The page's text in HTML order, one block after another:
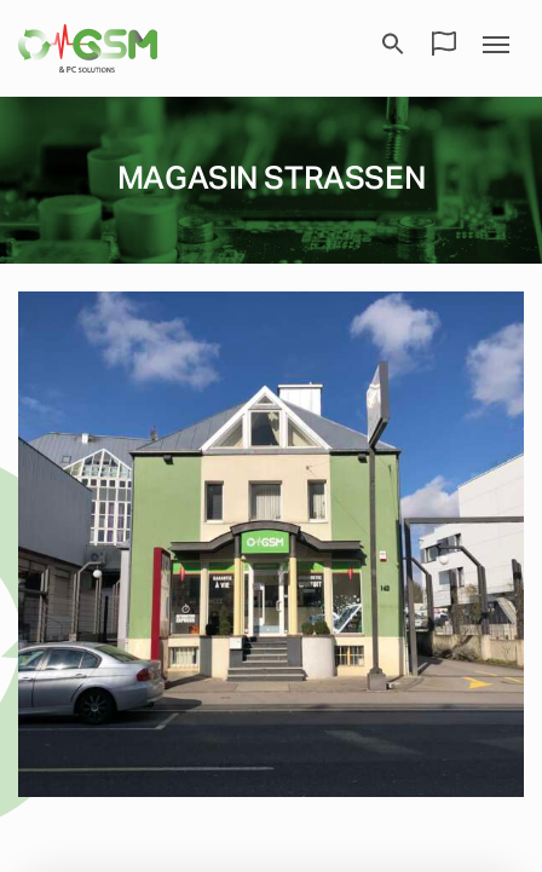
MAGASIN STRASSEN